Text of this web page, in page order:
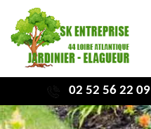
02 52 56 22 09